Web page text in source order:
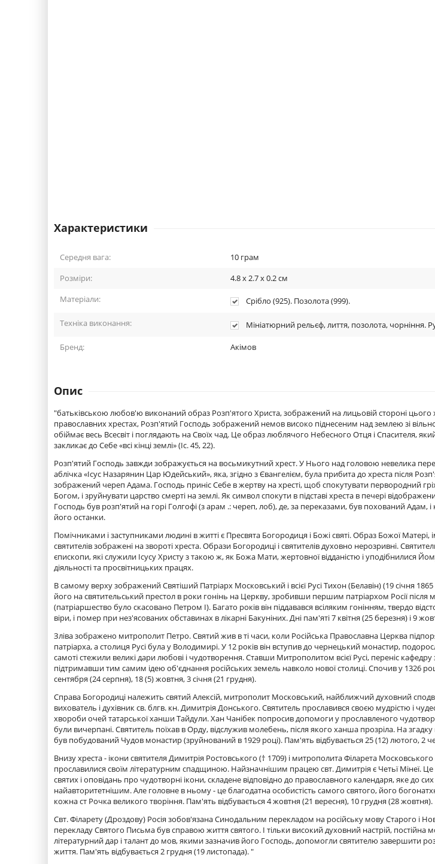
Характеристики
Середня вага: 10 грам
Розміри:
4.8 x 2.7 x 0.2см
Матеріали:
Срібло (925). Позолота (999).
Техніка виконання: Мініатюрний рельєф, лиття, позолота, чорніння.
Бренд: Акімов
Опис
"батьківською любов'ю виконаний образ Розп'ятого Христа, зображений на лицьовій стороні цього
православних хрестах, Розп'ятий Господь зображений немов високо піднесеним над землею зі
обіймає весь Всесвіт і поглядають на Своїх чад. Це образ люблячого Небесного Отця і Спасителя,
закликає до Себе «всі кінці землі» (Іс. 45, 22).
Розп'ятий Господь завжди зображується на восьмикутний хрест. У Нього над головою невелика
аблічка «Ісус Назарянин Цар Юдейський», яка, згідно з Євангелієм, була прибита до хреста після
зображений череп Адама. Господь приніс Себе в жертву на хресті, щоб спокутувати первородний
Богом, і зруйнувати царство смерті на землі. Як символ спокути в підставі хреста в печері
Господь був розп'ятий на горі Голгофі (з арам .: череп, лоб), де, за переказами, був похований Адам,
його останки.
Помічниками і заступниками людині в житті є Пресвята Богородиця і Божі святі. Образ Божої Матері,
святителів зображені на звороті хреста. Образи Богородиці і святителів духовно нерозривні.
єпископи, які служили Ісусу Христу з такою ж, як Божа Мати, жертовної відданістю і уподібнилися
діяльності та просвітницьких працях.
В самому верху зображений Святіший Патріарх Московський і всієї Русі Тихон (Белавін) (19 січня
його на святительський престол в роки гонінь на Церкву, зробивши першим патріархом Росії після
(патріаршество було скасовано Петром I). Багато років він піддавався всіляким гонінням, твердо
віри, і помер при нез'ясованих обставинах в лікарні Бакуніних. Дні пам'яті 7 квітня (25 березня) і 9
Зліва зображено митрополит Петро. Святий жив в ті часи, коли Російська Православна Церква
патріарха, а столиця Русі була у Володимирі. У 12 років він вступив до чернецький монастир,
самоті стежили великі дари любові і чудотворення. Ставши Митрополитом всієї Русі, переніс
підтримавши тим самим ідею об'єднання російських земель навколо нової столиці. Спочив у 1326
сентября (24 серпня), 18 (5) жовтня, 3 січня (21 грудня).
Справа Богородиці належить святий Алексій, митрополит Московський, найближчий духовний
вихователь і духівник св. блгв. кн. Димитрія Донського. Святитель прославився своєю мудрістю і
хвороби очей татарської ханши Тайдули. Хан Чанібек попросив допомоги у прославленого
були вичерпані. Святитель поїхав в Орду, відслужив молебень, після якого ханша прозріла. На
був побудований Чудов монастир (зруйнований в 1929 році). Пам'ять відбувається 25 (12) лютого, 2
Внизу хреста - ікони святителя Димитрія Ростовського († 1709) і митрополита Філарета
прославилися своїм літературним спадщиною. Найзначнішим працею свт. Димитрія є Четьї Мінеї.
святих і оповідань про чудотворні ікони, складене відповідно до православного календаря, яке до
найавторитетнішим. Але головне в ньому - це благодатна особистість самого святого, його
кожна ст Рочка великого творіння. Пам'ять відбувається 4 жовтня (21 вересня), 10 грудня (28 жовтня).
Свт. Філарету (Дроздову) Росія зобов'язана Синодальним перекладом на російську мову Старого і
перекладу Святого Письма був справою життя святого. І тільки високий духовний настрій, постійна
літературний дар і талант до мов, якими зазначив його Господь, допомогли святителю завершити
життя. Пам'ять відбувається 2 грудня (19 листопада). "